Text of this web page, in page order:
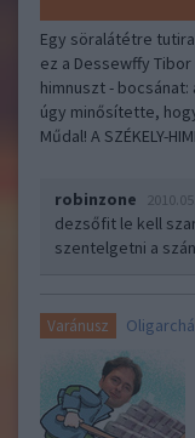
Egy söralátétre
ez a Dessewffy
himnuszt -
úgy minősítette,
Műdal! A SZÉKELY-
robinzone
dezsőfit le kell
szentelgetni a
Varánusz